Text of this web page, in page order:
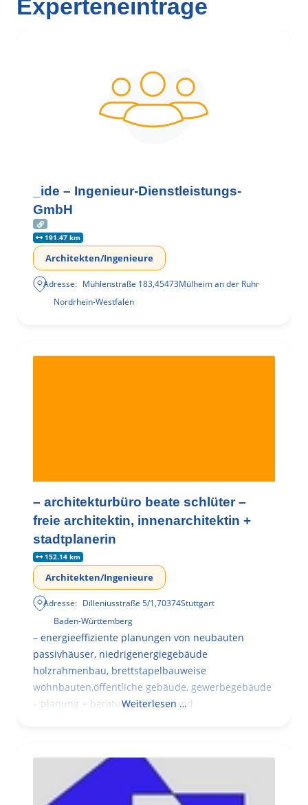
Experteneinträge
_ide – Ingenieur-Dienstleistungs-
GmbH
191.47 km
Architekten/Ingenieure
Adresse: Mühlenstraße 183,45473Mülheim an der Ruhr
Nordrhein-Westfalen
– architekturbüro beate schlüter –
freie architektin, innenarchitektin +
stadtplanerin
152.14 km
Architekten/Ingenieure
Adresse: Dilleniusstraße 5/1,70374Stuttgart
Baden-Württemberg
– energieeffiziente planungen von neubauten
passivhäuser, niedrigenergiegebäude
holzrahmenbau, brettstapelbauweise
wohnbauten,öffentliche gebäude, gewerbegebäude
– planung + beratung bei an – und
Weiterlesen …